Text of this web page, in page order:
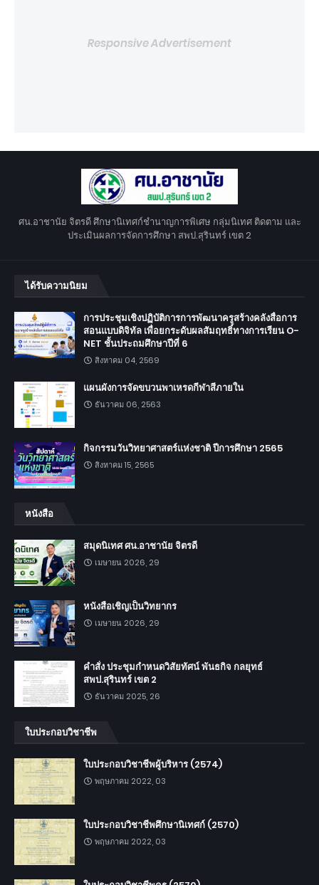
Responsive Advertisement
ศน.อาชานัย จิตรดี ศึกษานิเทศก์ชำนาญการพิเศษ กลุ่มนิเทศ ติดตาม และ
ประเมินผลการจัดการศึกษา สพป.สุรินทร์ เขต 2
ได้รับความนิยม
การประชุมเชิงปฏิบัติการการพัฒนาครูสร้างคลังสื่อการ
สอนแบบดิจิทัล เพื่อยกระดับผลสัมฤทธิ์ทางการเรียน O-
NET ชั้นประถมศึกษาปีที่ 6
สิงหาคม 04, 2569
แผนผังการจัดขบวนพาเหรดกีฬาสีภายใน
ธันวาคม 06, 2563
กิจกรรมวันวิทยาศาสตร์แห่งชาติ ปีการศึกษา 2565
สิงหาคม 15, 2565
หนังสือ
สมุดนิเทศ ศน.อาชานัย จิตรดี
เมษายน 2026, 29
หนังสือเชิญเป็นวิทยากร
เมษายน 2026, 29
คำสั่ง ประชุมกำหนดวิสัยทัศน์ พันธกิจ กลยุทธ์
สพป.สุรินทร์ เขต 2
ธันวาคม 2025, 26
ใบประกอบวิชาชีพ
ใบประกอบวิชาชีพผู้บริหาร (2574)
พฤษภาคม 2022, 03
ใบประกอบวิชาชีพศึกษานิเทศก์ (2570)
พฤษภาคม 2022, 03